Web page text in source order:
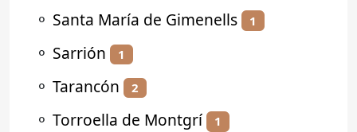
⚬ Santa María de Gimenells 1
⚬ Sarrión 1
⚬ Tarancón 2
⚬ Torroella de Montgrí 1